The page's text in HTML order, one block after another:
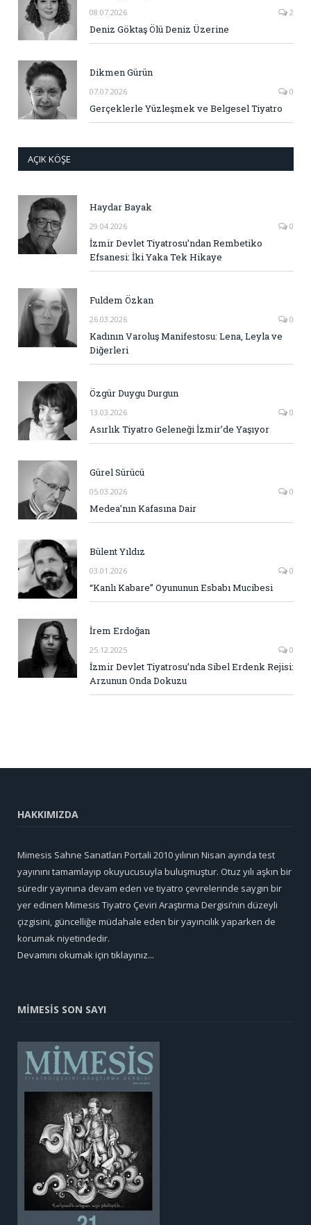
08.07.2026 2
Deniz Göktaş Ölü Deniz Üzerine
Dikmen Gürün
07.07.2026 0
Gerçeklerle Yüzleşmek ve Belgesel Tiyatro
AÇIK KÖŞE
Haydar Bayak
29.04.2026 0
İzmir Devlet Tiyatrosu’ndan Rembetiko
Efsanesi: İki Yaka Tek Hikaye
Fuldem Özkan
26.03.2026 0
Kadının Varoluş Manifestosu: Lena, Leyla ve
Diğerleri
Özgür Duygu Durgun
13.03.2026 0
Asırlık Tiyatro Geleneği İzmir’de Yaşıyor
Gürel Sürücü
05.03.2026 0
Medea’nın Kafasına Dair
Bülent Yıldız
03.01.2026 0
“Kanlı Kabare” Oyununun Esbabı Mucibesi
İrem Erdoğan
25.12.2025 0
İzmir Devlet Tiyatrosu’nda Sibel Erdenk Rejisi:
Arzunun Onda Dokuzu
HAKKIMIZDA
Mimesis Sahne Sanatları Portali 2010 yılının Nisan ayında test
yayınını tamamlayıp okuyucusuyla buluşmuştur. Otuz yılı aşkın bir
süredir yayınına devam eden ve tiyatro çevrelerinde saygın bir
yer edinen Mimesis Tiyatro Çeviri Araştırma Dergisi’nin düzeyli
çizgisini, güncelliğe müdahale eden bir yayıncılık yaparken de
korumak niyetindedir.
Devamını okumak için tıklayınız...
MİMESİS SON SAYI